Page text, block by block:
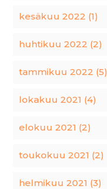
kesäkuu 2022 (1)
huhtikuu 2022 (2)
tammikuu 2022 (5)
lokakuu 2021 (4)
elokuu 2021 (2)
toukokuu 2021 (2)
helmikuu 2021 (3)